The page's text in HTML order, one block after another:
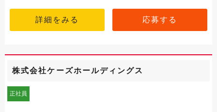
詳細をみる 応募する
株式会社ケーズホールディングス
正社員